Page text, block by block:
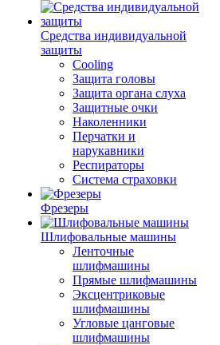
Средства индивидуальной
защиты
Cooling
Защита головы
Защита органа слуха
Защитные очки
Наколенники
Перчатки и
нарукавники
Респираторы
Система страховки
Фрезеры
Шлифовальные машины
Ленточные
шлифмашины
Прямые шлифмашины
Эксцентриковые
шлифмашины
Угловые цанговые
шлифмашины